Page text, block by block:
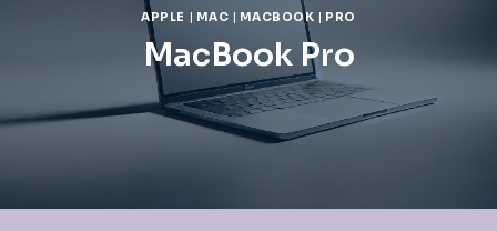
APPLE | MAC | MACBOOK | PRO
MacBook Pro